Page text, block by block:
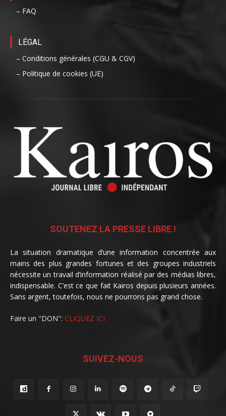
– FAQ
LÉGAL
– Conditions générales (CGU & CGV)
– Politique de cookies (UE)
SOUTENEZ LA PRESSE LIBRE !
La situation dramatique d’une information concentrée aux
mains des plus grandes fortunes et des groupes industriels
nécessite un travail d’information réalisé par des médias libres,
indispensable. C’est ce que fait Kairos depuis plusieurs années.
Sans argent, toutefois, nous ne pourrons pas grand chose.
Faire un "DON": CLIQUEZ ICI
SUIVEZ-NOUS